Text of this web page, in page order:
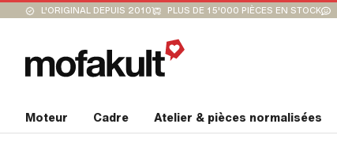
L'ORIGINAL DEPUIS 2010 PLUS DE 15'000 PIÈCES EN STOCK
Moteur Cadre Atelier & pièces normalisées